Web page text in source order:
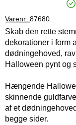
Varenr: 87680
Skab den rette
dekorationer i form
dødningehoved,
Halloween pynt og
Hængende
skinnende
af et
begge sider.